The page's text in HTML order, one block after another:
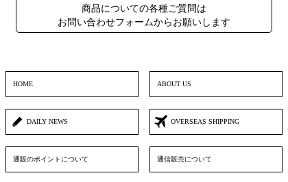
商品についての各種ご質問は
お問い合わせフォームからお願いします
HOME ABOUT US
DAILY NEWS OVERSEAS SHIPPING
通販のポイントについて 通信販売について